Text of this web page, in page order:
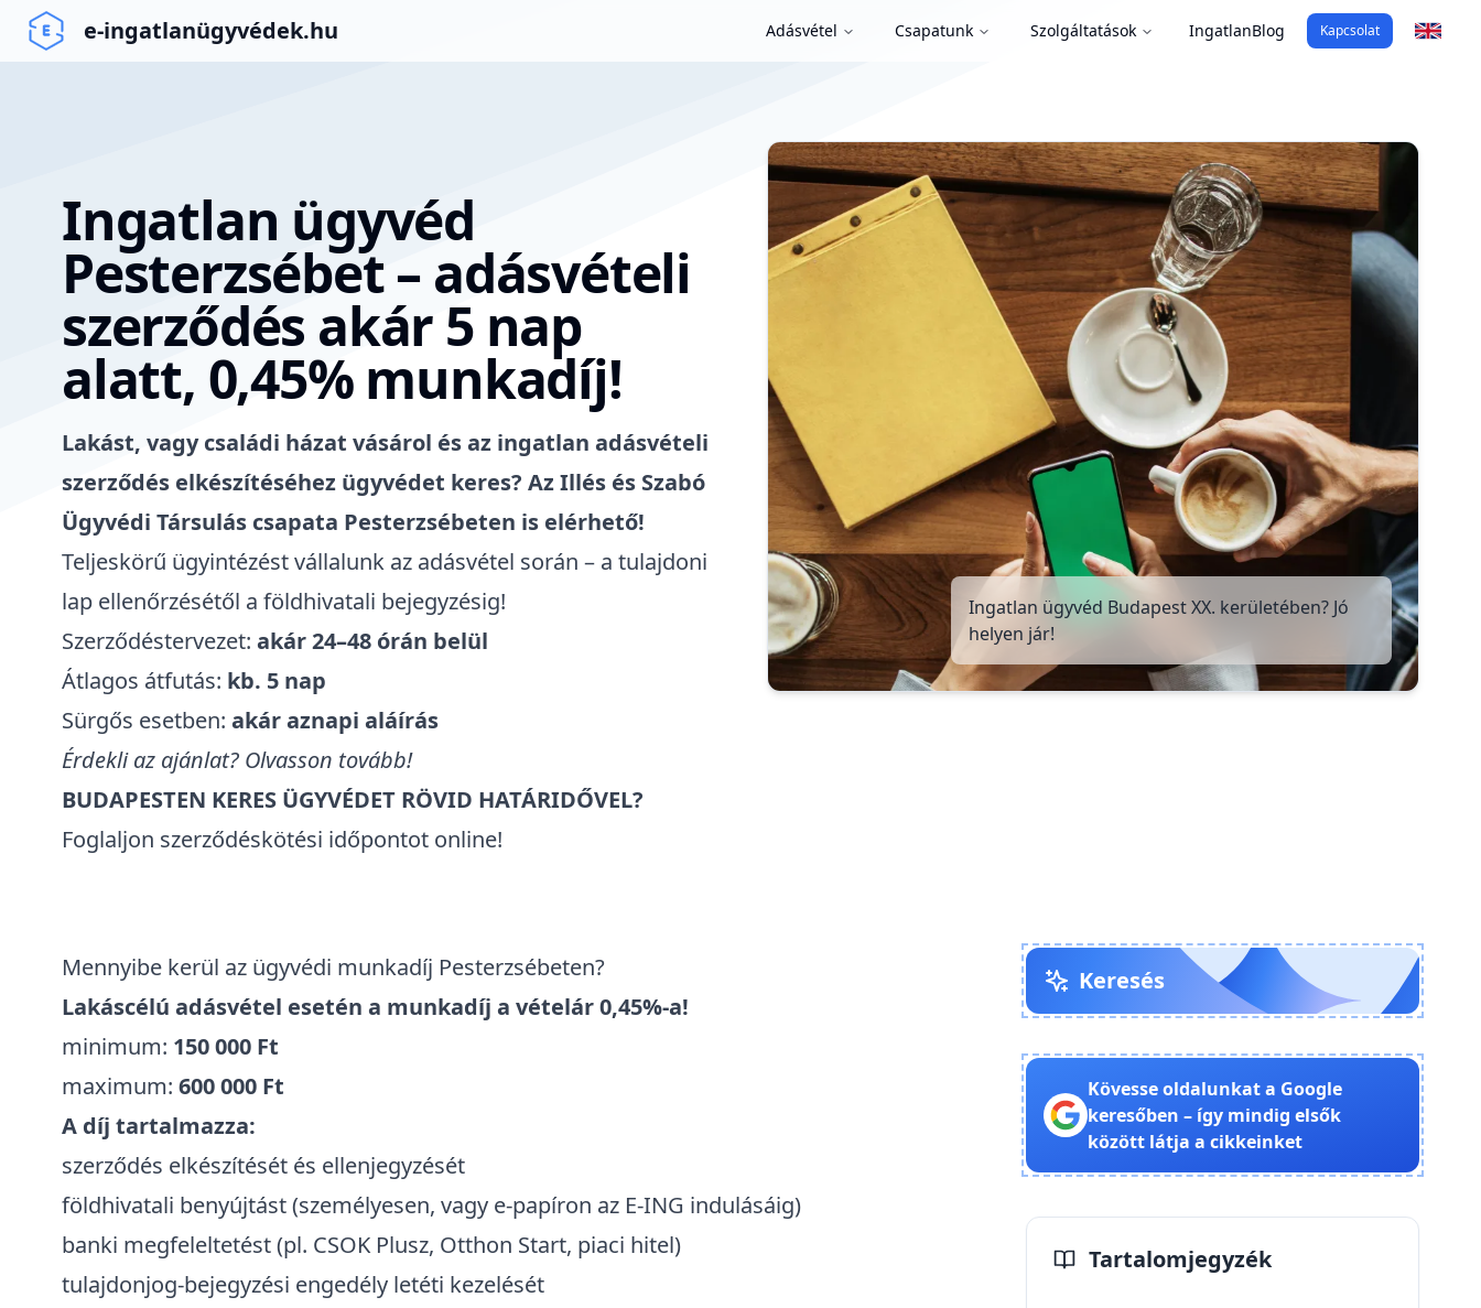
e-ingatlanügyvédek.hu Adásvétel Csapatunk Szolgáltatások IngatlanBlog Kapcsolat
Ingatlan ügyvéd
Pesterzsébet – adásvételi
szerződés akár 5 nap
alatt, 0,45% munkadíj!
Lakást, vagy családi házat vásárol és az ingatlan adásvételi
szerződés elkészítéséhez ügyvédet keres? Az Illés és Szabó
Ügyvédi Társulás csapata Pesterzsébeten is elérhető!
Teljeskörű ügyintézést vállalunk az adásvétel során – a tulajdoni
lap ellenőrzésétől a földhivatali bejegyzésig!
Szerződéstervezet: akár 24–48 órán belül
Átlagos átfutás: kb. 5 nap
Sürgős esetben: akár aznapi aláírás
Érdekli az ajánlat? Olvasson tovább!
BUDAPESTEN KERES ÜGYVÉDET RÖVID HATÁRIDŐVEL?
Foglaljon szerződéskötési időpontot online!
Ingatlan ügyvéd Budapest XX. kerületében? Jó
helyen jár!
Mennyibe kerül az ügyvédi munkadíj Pesterzsébeten?
Lakáscélú adásvétel esetén a munkadíj a vételár 0,45%-a!
minimum: 150 000 Ft
maximum: 600 000 Ft
A díj tartalmazza:
szerződés elkészítését és ellenjegyzését
földhivatali benyújtást (személyesen, vagy e-papíron az E-ING indulásáig)
banki megfeleltetést (pl. CSOK Plusz, Otthon Start, piaci hitel)
tulajdonjog-bejegyzési engedély letéti kezelését
Keresés
Kövesse oldalunkat a Google
keresőben – így mindig elsők
között látja a cikkeinket
Tartalomjegyzék